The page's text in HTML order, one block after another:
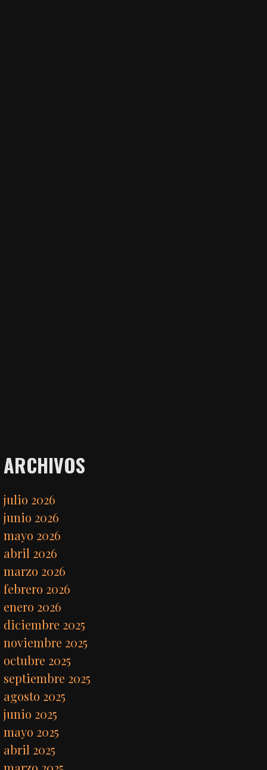
ARCHIVOS
julio 2026
junio 2026
mayo 2026
abril 2026
marzo 2026
febrero 2026
enero 2026
diciembre 2025
noviembre 2025
octubre 2025
septiembre 2025
agosto 2025
junio 2025
mayo 2025
abril 2025